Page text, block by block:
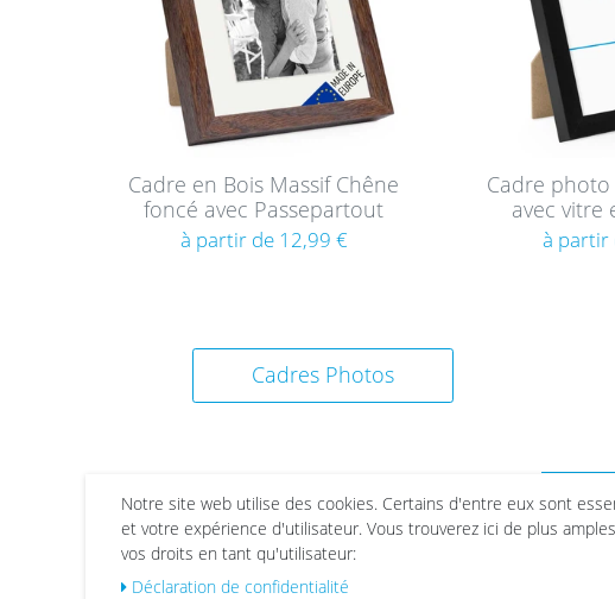
Cadre en Bois Massif Chêne
foncé avec Passepartout
à partir de 12,99 €
Cadre
avec vitre
à partir
Cadres Photos
Notre site web utilise des cookies. Certains d'entre eux sont
et votre expérience d'utilisateur. Vous trouverez ici de plus
vos droits en tant qu'utilisateur:
Déclaration de confidentialité